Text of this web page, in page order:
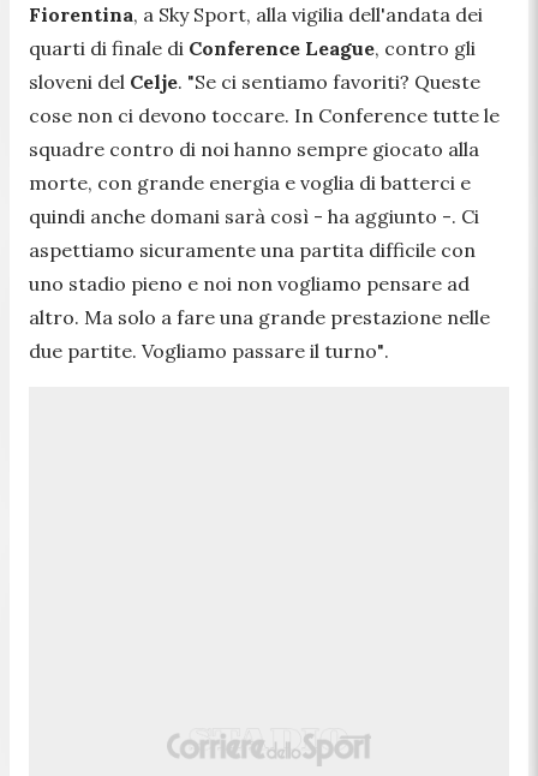
Fiorentina, a Sky Sport, alla vigilia dell'andata dei
quarti di finale di Conference League, contro gli
sloveni del Celje. "Se ci sentiamo favoriti? Queste
cose non ci devono toccare. In Conference tutte le
squadre contro di noi hanno sempre giocato alla
morte, con grande energia e voglia di batterci e
quindi anche domani sarà così - ha aggiunto -. Ci
aspettiamo sicuramente una partita difficile con
uno stadio pieno e noi non vogliamo pensare ad
altro. Ma solo a fare una grande prestazione nelle
due partite. Vogliamo passare il turno".